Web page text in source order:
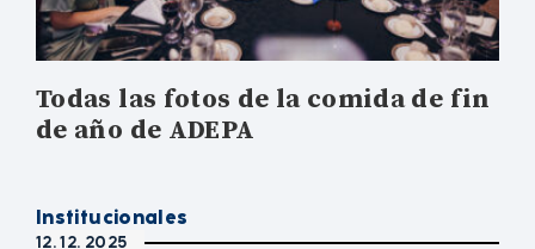
Todas las fotos de la comida de fin
de año de ADEPA
Institucionales
12. 12. 2025